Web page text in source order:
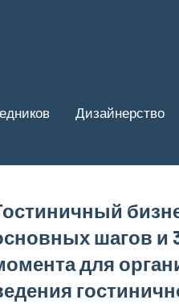
Дизайнерство
шагов и
для